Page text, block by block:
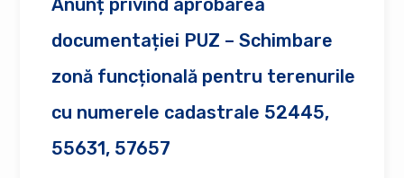
Anunț privind aprobarea
documentației PUZ – Schimbare
zonă funcțională pentru terenurile
cu numerele cadastrale 52445,
55631, 57657